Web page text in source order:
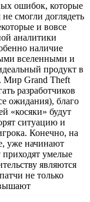
ошибок, которые
смогли доглядеть
и вовсе
аналитики
наличие
вселенными и
продукт в
Мир Grand Theft
разработчиков
ожидания), благо
«косяки» будут
ситуацию и
Конечно, на
уже начинают
умелые
являются
не только